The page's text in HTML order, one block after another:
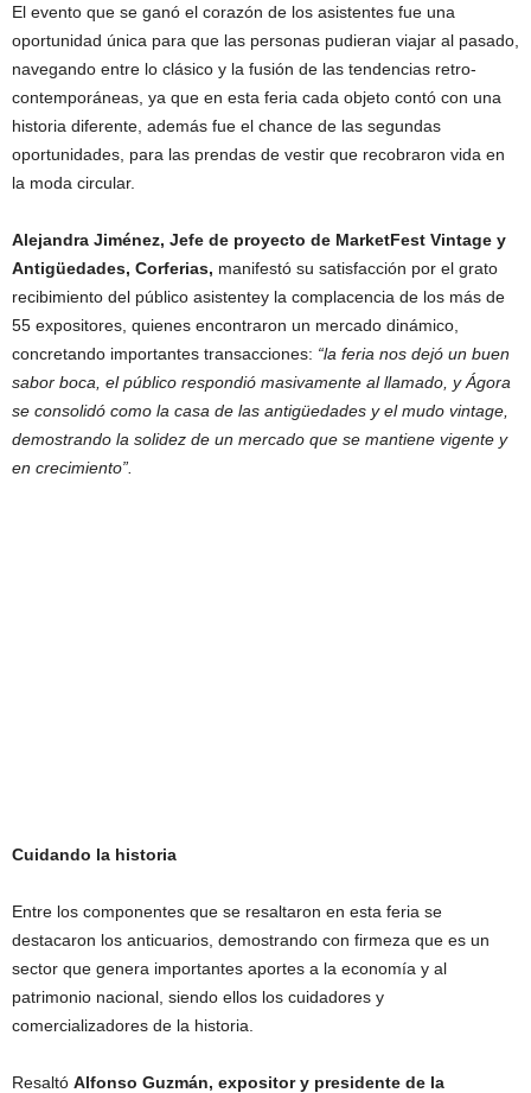
El evento que se ganó el corazón de los asistentes fue una
oportunidad única para que las personas pudieran viajar al pasado,
navegando entre lo clásico y la fusión de las tendencias retro-
contemporáneas, ya que en esta feria cada objeto contó con una
historia diferente, además fue el chance de las segundas
oportunidades, para las prendas de vestir que recobraron vida en
la moda circular.
Alejandra Jiménez, Jefe de proyecto de MarketFest Vintage y
Antigüedades, Corferias, manifestó su satisfacción por el grato
recibimiento del público asistentey la complacencia de los más de
55 expositores, quienes encontraron un mercado dinámico,
concretando importantes transacciones: “la feria nos dejó un buen
sabor boca, el público respondió masivamente al llamado, y Ágora
se consolidó como la casa de las antigüedades y el mudo vintage,
demostrando la solidez de un mercado que se mantiene vigente y
en crecimiento”.
Cuidando la historia
Entre los componentes que se resaltaron en esta feria se
destacaron los anticuarios, demostrando con firmeza que es un
sector que genera importantes aportes a la economía y al
patrimonio nacional, siendo ellos los cuidadores y
comercializadores de la historia.
Resaltó Alfonso Guzmán, expositor y presidente de la